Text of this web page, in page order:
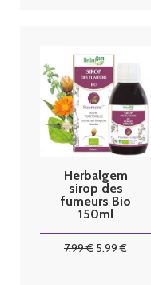
Herbalgem
sirop des
fumeurs Bio
150ml
7.99€ 5.99 €